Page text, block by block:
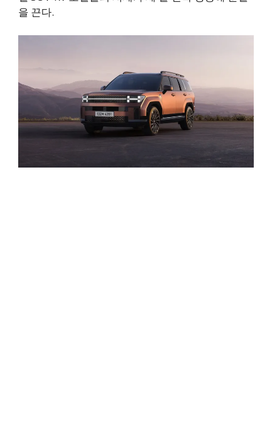
을 끈다.